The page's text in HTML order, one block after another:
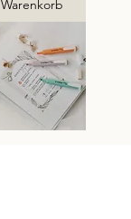
Warenkorb